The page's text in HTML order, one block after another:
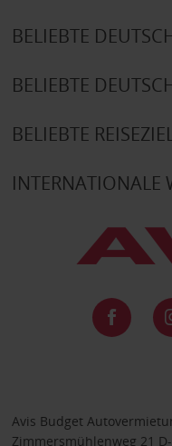
BELIEBTE
BELIEBTE
BELIEBTE
INTERNATIONALE
Avis Budget
Zimmersmühlenweg 21